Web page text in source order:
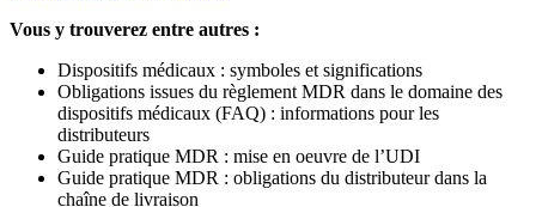
Vous y trouverez entre autres :
Dispositifs médicaux : symboles et significations
Obligations issues du règlement MDR dans le domaine des
dispositifs médicaux (FAQ) : informations pour les
distributeurs
Guide pratique MDR : mise en oeuvre de l’UDI
Guide pratique MDR : obligations du distributeur dans la
chaîne de livraison